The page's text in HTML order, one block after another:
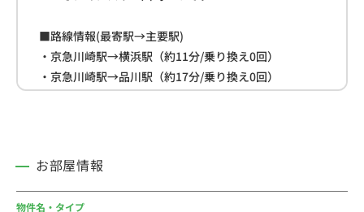
■路線情報(最寄駅→主要駅)
・京急川崎駅→横浜駅（約11分/乗り換え0回）
・京急川崎駅→品川駅（約17分/乗り換え0回）
・京急川崎駅→東京駅（約28分/乗り換え0回）
・スーパー(約240m)
・ローソン(約450ｍ)
お部屋情報
物件名・タイプ